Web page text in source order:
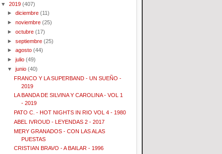
▼ 2019 (407)
►diciembre (11)
►noviembre (25)
►octubre (17)
►septiembre (25)
►agosto (44)
►julio (49)
▼junio (40)
FRANCO Y LA SUPERBAND - UN SUEÑO -
2019
LA BANDA DE SILVINA Y CAROLINA - VOL 1
- 2019
PATO C. - HOT NIGHTS IN RIO VOL 4 - 1980
ABEL IVROUD - LEYENDAS 2 - 2017
MERY GRANADOS - CON LAS ALAS
PUESTAS
CRISTIAN BRAVO - A BAILAR - 1996